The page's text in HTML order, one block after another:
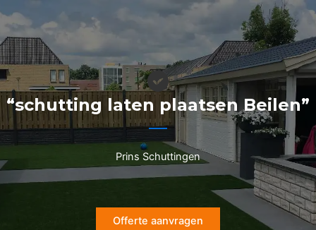
naar
de
inhoud
“schutting laten plaatsen Beilen”
Prins Schuttingen
Offerte aanvragen